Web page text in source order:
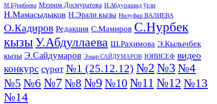
М.Бўрибоева Мээрим Досмуратова Н.Абдурашид ўғли
Н.Мамасыдыков Н.Эрали кызы Нилуфар ВАЛИЕВА
О.Кадиров Редакция С.Мамиров С.Нурбек
кызыУ.Абдуллаева Ш.Раҳимова Э.Кылычбек
кызы Э.Сайдумаров Эльяр САЙДУМАРОВ ЮНИСЕФ видео
конкурс сүрөт №1 (25.12.12) №2 №3 №4
№5 №6 №7№8 №9 №10 №11 №12 №13
№14